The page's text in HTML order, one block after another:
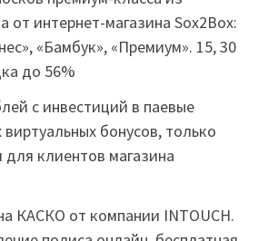
от интернет-магазина Sox2Box:
«Бамбук», «Премиум». 15, 30
до 56%
с инвестиций в паевые
бонусов, только
для клиентов магазина
КАСКО от компании INTOUCH.